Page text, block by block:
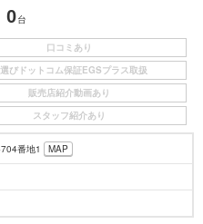
0台
口コミあり
びドットコム保証EGSプラス取扱
販売店紹介動画あり
スタッフ紹介あり
番地1 MAP